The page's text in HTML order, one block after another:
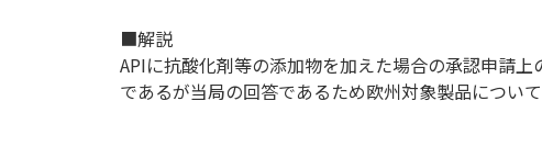
■解説
APIに抗酸化剤等の添加物を加えた場合の承認申請
であるが当局の回答であるため欧州対象製品について